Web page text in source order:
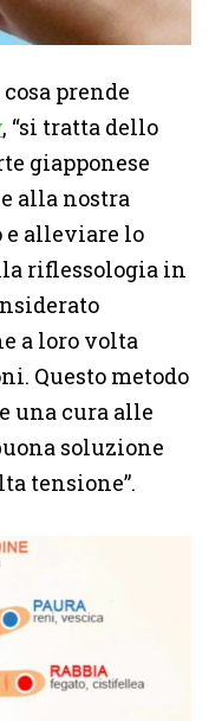
prende
, “si tratta dello
giapponese
alla nostra
alleviare lo
riflessologia in
a loro volta
Questo metodo
una cura alle
soluzione
tensione”.